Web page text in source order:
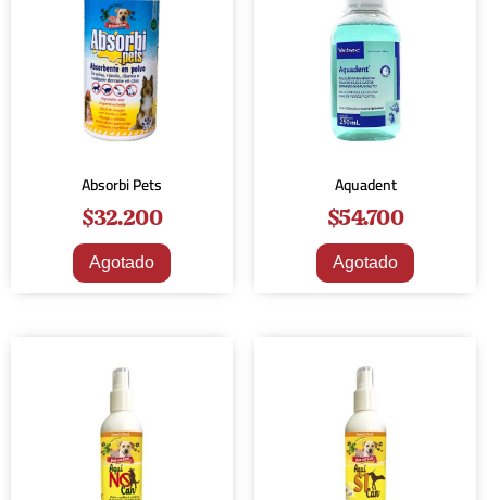
Absorbi Pets
$32.200
Agotado
Aquadent
$54.700
Agotado